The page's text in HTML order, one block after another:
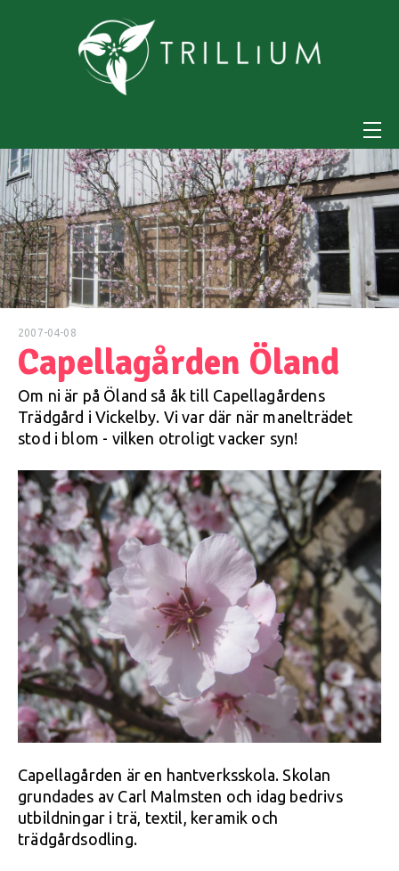
2007-04-08
Capellagården Öland
Om ni är på Öland så åk till Capellagårdens
Trädgård i Vickelby. Vi var där när manelträdet
stod i blom - vilken otroligt vacker syn!
Capellagården är en hantverksskola. Skolan
grundades av Carl Malmsten och idag bedrivs
utbildningar i trä, textil, keramik och
trädgårdsodling.